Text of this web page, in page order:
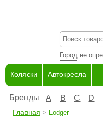
Город не
Коляски Автокресла
Бренды A B C D
Главная Lodger